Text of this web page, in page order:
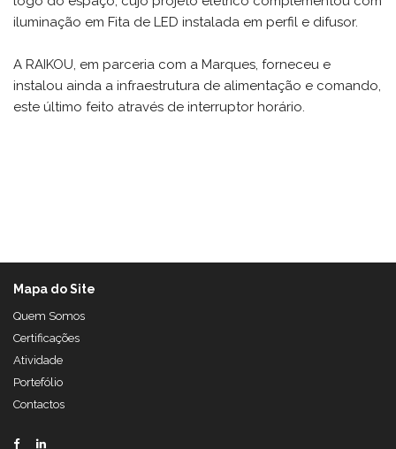
iluminação em Fita de LED instalada em perfil e difusor.
A RAIKOU, em parceria com a Marques, forneceu e
instalou ainda a infraestrutura de alimentação e comando,
este último feito através de interruptor horário.
Mapa do Site
Quem Somos
Certificações
Atividade
Portefólio
Contactos